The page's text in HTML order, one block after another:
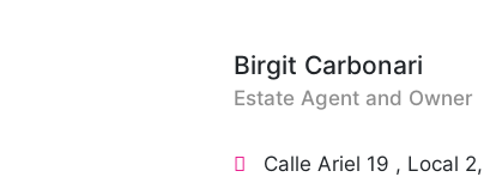
Birgit Carbonari
Estate Agent and Owner
Calle Ariel 19 , Local